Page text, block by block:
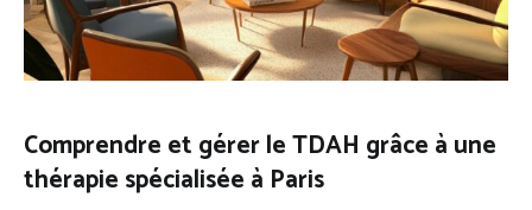
Comprendre et gérer le TDAH grâce à une
thérapie spécialisée à Paris